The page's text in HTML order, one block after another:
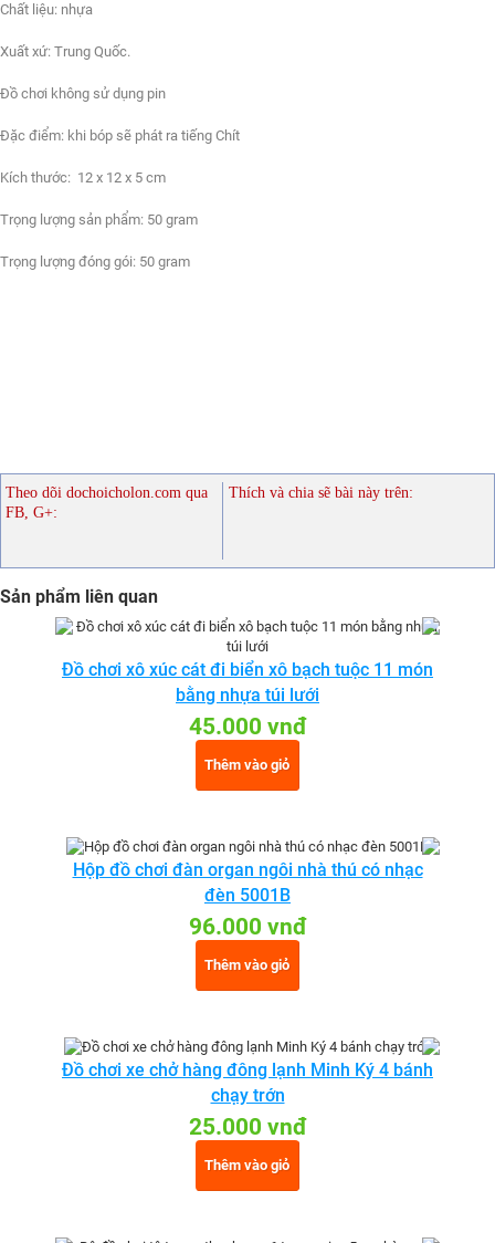
Chất liệu: nhựa
Xuất xứ: Trung Quốc.
Đồ chơi không sử dụng pin
Đặc điểm: khi bóp sẽ phát ra tiếng Chít
Kích thước: 12 x 12 x 5 cm
Trọng lượng sản phẩm: 50 gram
Trọng lượng đóng gói: 50 gram
Theo dõi dochoicholon.com qua
FB, G+:
Thích và chia sẽ bài này trên:
Sản phẩm liên quan
Đồ chơi xô xúc cát đi biển xô bạch tuộc 11 món
bằng nhựa túi lưới
45.000 vnđ
Thêm vào giỏ
Hộp đồ chơi đàn organ ngôi nhà thú có nhạc
đèn 5001B
96.000 vnđ
Thêm vào giỏ
Đồ chơi xe chở hàng đông lạnh Minh Ký 4 bánh
chạy trớn
25.000 vnđ
Thêm vào giỏ